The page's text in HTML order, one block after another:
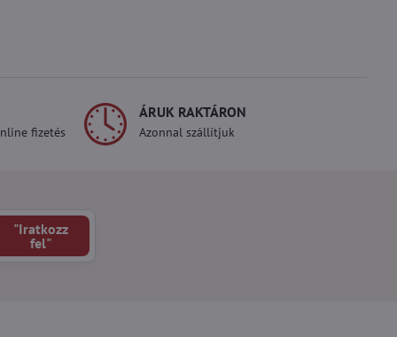
fizetés
ÁRUK RAKTÁRON
Azonnal szállítjuk
"Iratkozz
fel"